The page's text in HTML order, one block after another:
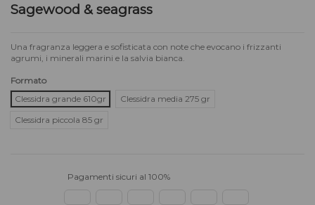
Sagewood & seagrass
Una fragranza leggera e sofisticata con note che evocano i frizzanti
agrumi, i minerali marini e la salvia bianca.
Formato
Clessidra grande 610gr
Clessidra media 275 gr
Clessidra piccola 85 gr
Pagamenti sicuri al 100%